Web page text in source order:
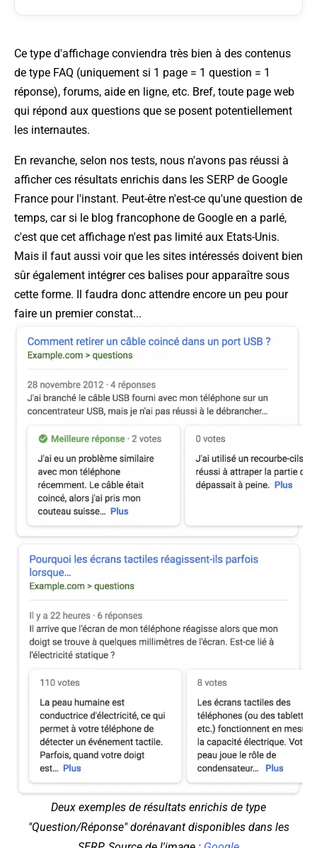
Ce type d'affichage conviendra très bien à des contenus
de type FAQ (uniquement si 1 page = 1 question = 1
réponse), forums, aide en ligne, etc. Bref, toute page web
qui répond aux questions que se posent potentiellement
les internautes.
En revanche, selon nos tests, nous n'avons pas réussi à
afficher ces résultats enrichis dans les SERP de Google
France pour l'instant. Peut-être n'est-ce qu'une question de
temps, car si le blog francophone de Google en a parlé,
c'est que cet affichage n'est pas limité aux Etats-Unis.
Mais il faut aussi voir que les sites intéressés doivent bien
sûr également intégrer ces balises pour apparaître sous
cette forme. Il faudra donc attendre encore un peu pour
faire un premier constat...
Deux exemples de résultats enrichis de type
"Question/Réponse" dorénavant disponibles dans les